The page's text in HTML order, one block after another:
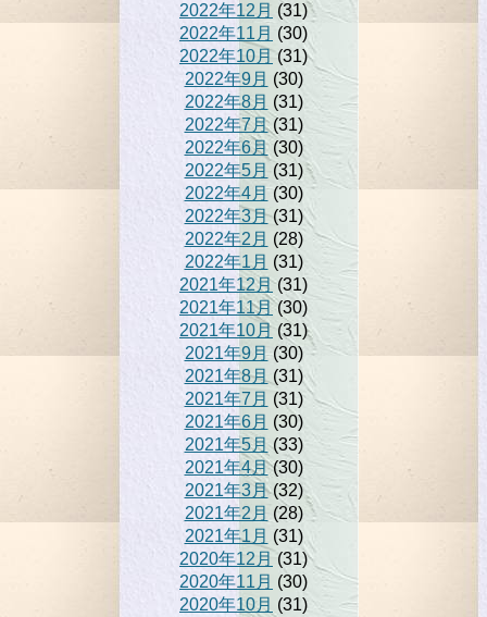
2022年12月 (31)
2022年11月 (30)
2022年10月 (31)
2022年9月 (30)
2022年8月 (31)
2022年7月(31)
2022年6月(30)
2022年5月 (31)
2022年4月(30)
2022年3月(31)
2022年2月 (28)
2022年1月 (31)
2021年12月(31)
2021年11月(30)
2021年10月 (31)
2021年9月(30)
2021年8月 (31)
2021年7月 (31)
2021年6月 (30)
2021年5月 (33)
2021年4月(30)
2021年3月(32)
2021年2月 (28)
2021年1月 (31)
2020年12月 (31)
2020年11月 (30)
2020年10月 (31)